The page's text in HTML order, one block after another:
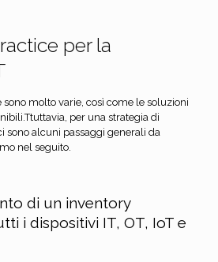
per la
sono molto varie, così come le soluzioni
per una strategia di
sono alcuni passaggi generali da
nel seguito.
di un inventory
i dispositivi IT, OT, IoT e